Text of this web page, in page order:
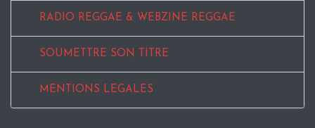
RADIO REGGAE & WEBZINE REGGAE
SOUMETTRE SON TITRE
MENTIONS LEGALES